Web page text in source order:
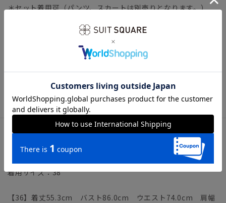
＊セット着用可（パンツ、スカートは別売りとなります。）
【仕様】1つボタン／一重仕立て／スリットカフス／センター
【洗濯表示】ドライクリーニング・家庭洗濯可《洗濯機可（ネ
ット使用・弱水流）》
ウォッシャブル商品のお取扱いについて
サイズ詳細
着用サイズ：38
【36】着丈55.3cm バスト86.0cm ウエスト74.0cm 肩幅